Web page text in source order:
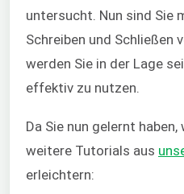
untersucht. Nun sind Sie
Schreiben und Schließen
werden Sie in der Lage
effektiv zu nutzen.
Da Sie nun gelernt
weitere Tutorials aus
erleichtern: